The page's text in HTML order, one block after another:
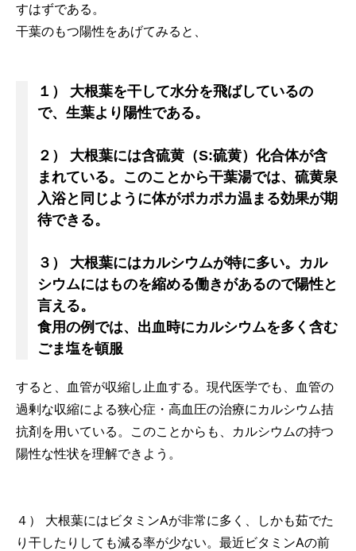
すはずである。
干葉のもつ陽性をあげてみると、
１） 大根葉を干して水分を飛ばしているの
で、生葉より陽性である。
２） 大根葉には含硫黄（S:硫黄）化合体が含
まれている。このことから干葉湯では、硫黄泉
入浴と同じように体がポカポカ温まる効果が期
待できる。
３） 大根葉にはカルシウムが特に多い。カル
シウムにはものを縮める働きがあるので陽性と
言える。
食用の例では、出血時にカルシウムを多く含む
ごま塩を頓服
すると、血管が収縮し止血する。現代医学でも、血管の
過剰な収縮による狭心症・高血圧の治療にカルシウム拮
抗剤を用いている。このことからも、カルシウムの持つ
陽性な性状を理解できよう。
４） 大根葉にはビタミンAが非常に多く、しかも茹でた
り干したりしても減る率が少ない。最近ビタミンAの前